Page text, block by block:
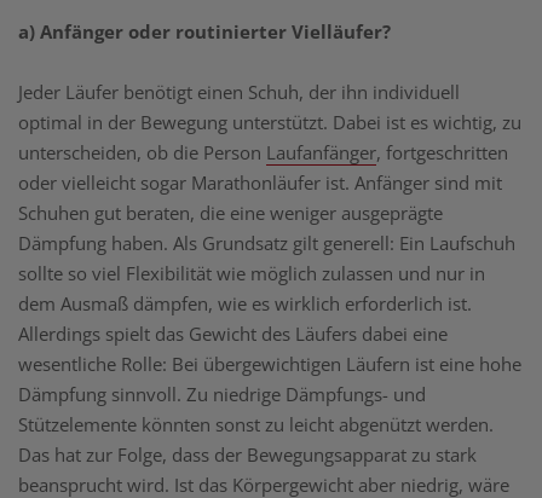
a) Anfänger oder routinierter Vielläufer?
Jeder Läufer benötigt einen Schuh, der ihn individuell
optimal in der Bewegung unterstützt. Dabei ist es wichtig, zu
unterscheiden, ob die Person Laufanfänger, fortgeschritten
oder vielleicht sogar Marathonläufer ist. Anfänger sind mit
Schuhen gut beraten, die eine weniger ausgeprägte
Dämpfung haben. Als Grundsatz gilt generell: Ein Laufschuh
sollte so viel Flexibilität wie möglich zulassen und nur in
dem Ausmaß dämpfen, wie es wirklich erforderlich ist.
Allerdings spielt das Gewicht des Läufers dabei eine
wesentliche Rolle: Bei übergewichtigen Läufern ist eine hohe
Dämpfung sinnvoll. Zu niedrige Dämpfungs- und
Stützelemente könnten sonst zu leicht abgenützt werden.
Das hat zur Folge, dass der Bewegungsapparat zu stark
beansprucht wird. Ist das Körpergewicht aber niedrig, wäre